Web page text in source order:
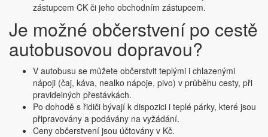
zástupcem CK či jeho obchodním zástupcem.
Je možné občerstvení po cestě
autobusovou dopravou?
V autobusu se můžete občerstvit teplými i chlazenými
nápoji (čaj, káva, nealko nápoje, pivo) v průběhu cesty, při
pravidelných přestávkách.
Po dohodě s řidiči bývají k dispozici i teplé párky, které jsou
připravovány a podávány na vyžádání.
Ceny občerstvení jsou účtovány v Kč.